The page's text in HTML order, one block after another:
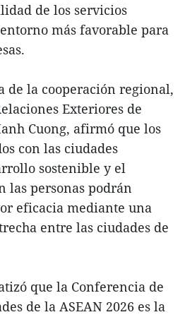
de los servicios
más favorable para
de la cooperación regional,
Exteriores de
Cuong, afirmó que los
con las ciudades
sostenible y el
las personas podrán
eficacia mediante una
entre las ciudades de
que la Conferencia de
de la ASEAN 2026 es la